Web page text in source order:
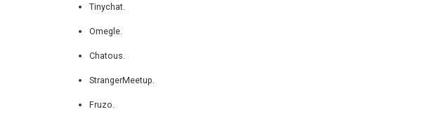
Tinychat.
Omegle.
Chatous.
StrangerMeetup.
Fruzo.